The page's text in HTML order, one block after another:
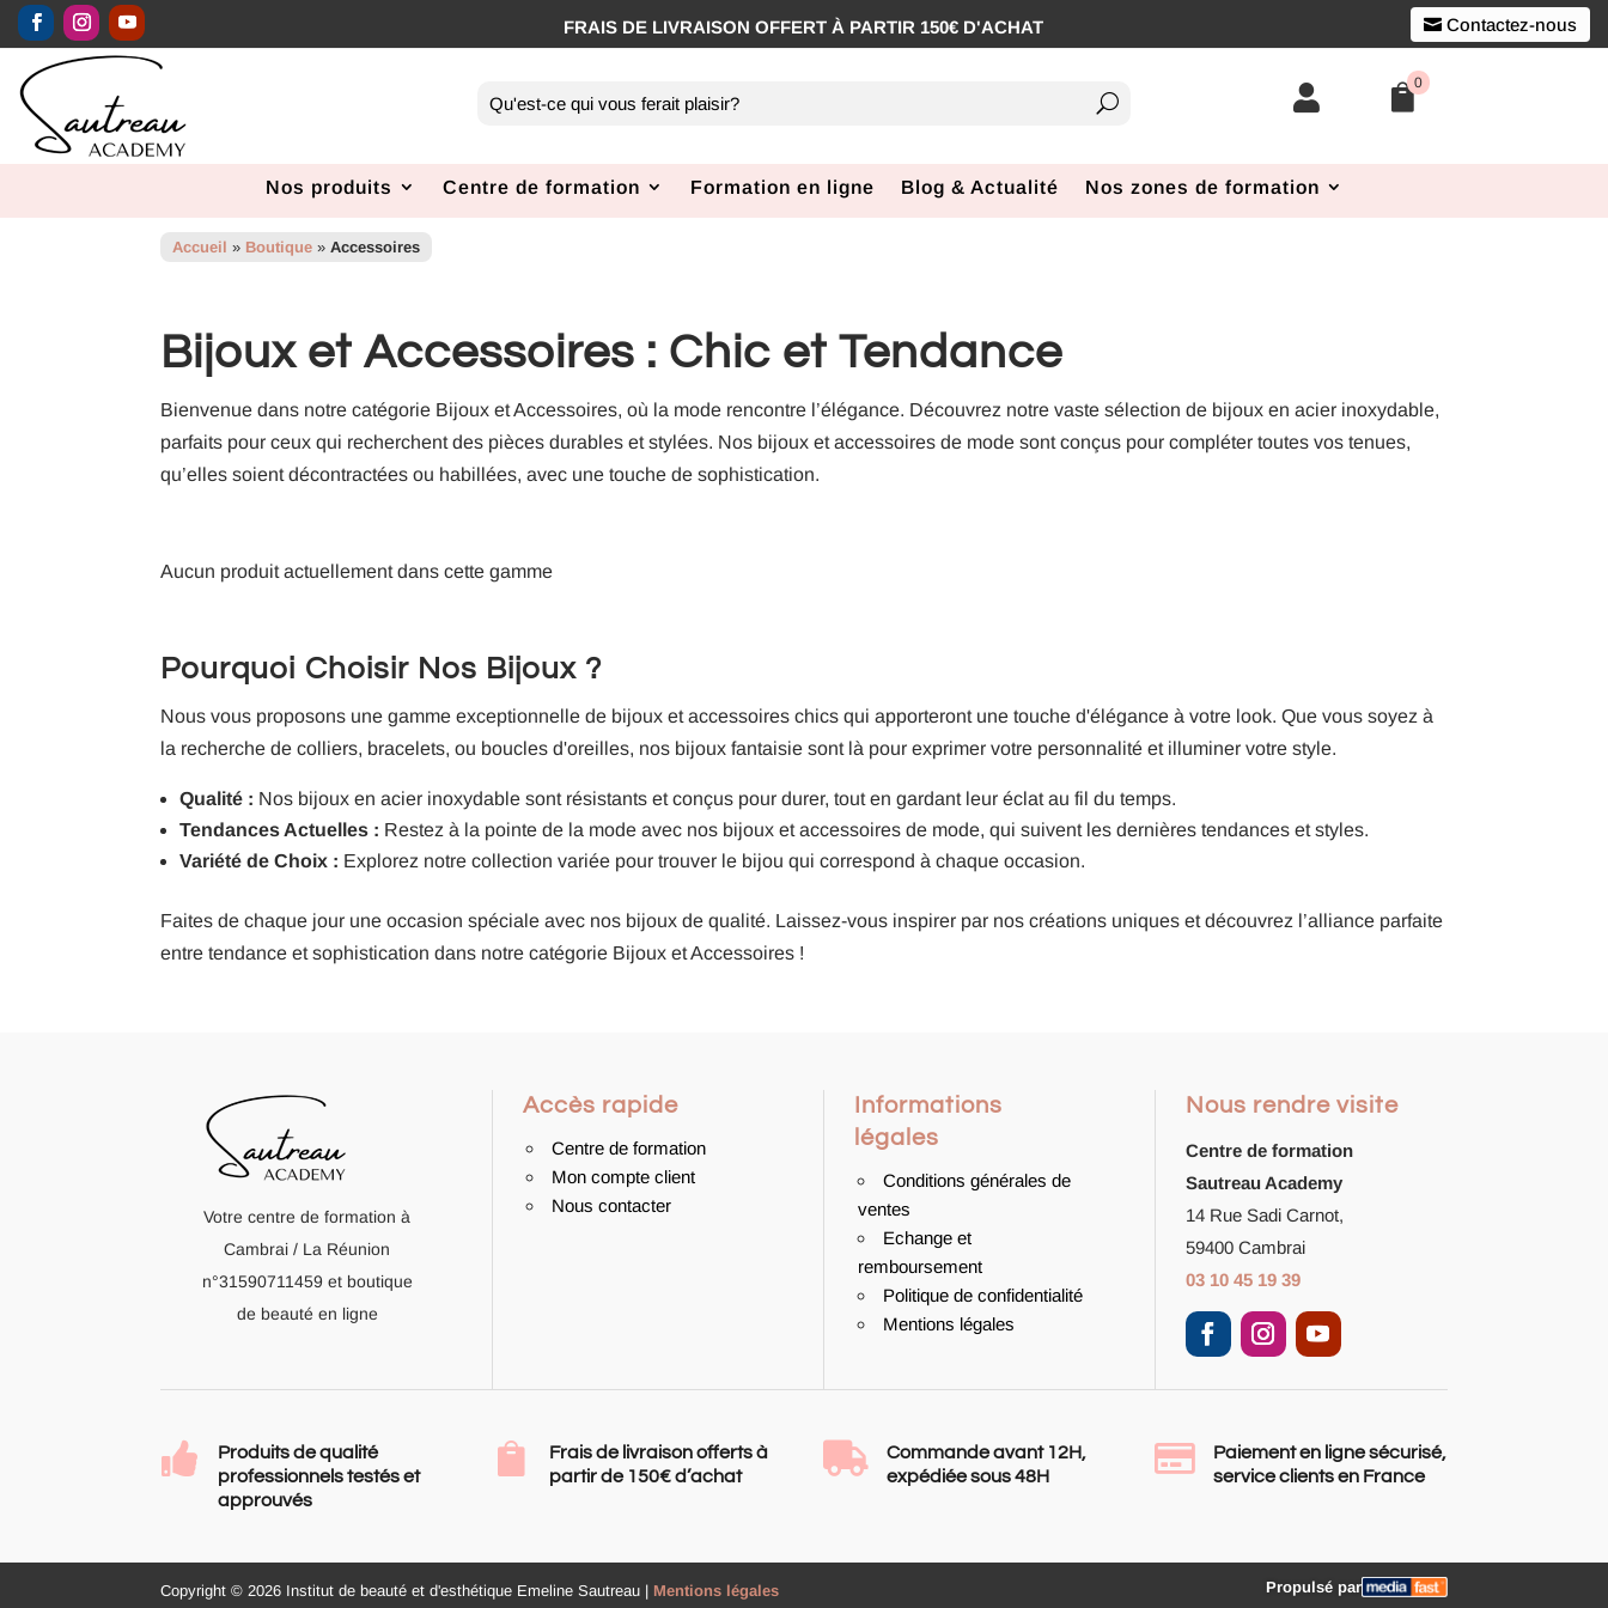
FRAIS DE LIVRAISON OFFERT À PARTIR 150€ D'ACHAT Contactez-nous
 0
Nos produits Centre de formation Formation en ligne Blog & Actualité Nos zones de formation
Accueil » Boutique »Accessoires
Bijoux et Accessoires : Chic et Tendance
Bienvenue dans notre catégorie Bijoux et Accessoires, où la mode rencontre l’élégance. Découvrez notre vaste sélection de bijoux en acier inoxydable,
parfaits pour ceux qui recherchent des pièces durables et stylées. Nos bijoux et accessoires de mode sont conçus pour compléter toutes vos tenues,
qu’elles soient décontractées ou habillées, avec une touche de sophistication.
Aucun produit actuellement dans cette gamme
Pourquoi Choisir Nos Bijoux ?
Nous vous proposons une gamme exceptionnelle de bijoux et accessoires chics qui apporteront une touche d'élégance à votre look. Que vous soyez à
la recherche de colliers, bracelets, ou boucles d'oreilles, nos bijoux fantaisie sont là pour exprimer votre personnalité et illuminer votre style.
Qualité : Nos bijoux en acier inoxydable sont résistants et conçus pour durer, tout en gardant leur éclat au fil du temps.
Tendances Actuelles : Restez à la pointe de la mode avec nos bijoux et accessoires de mode, qui suivent les dernières tendances et styles.
Variété de Choix : Explorez notre collection variée pour trouver le bijou qui correspond à chaque occasion.
Faites de chaque jour une occasion spéciale avec nos bijoux de qualité. Laissez-vous inspirer par nos créations uniques et découvrez l’alliance parfaite
entre tendance et sophistication dans notre catégorie Bijoux et Accessoires !
Votre centre de formation à
Cambrai / La Réunion
n°31590711459 et boutique
de beauté en ligne
Accès rapide
Centre de formation
Mon compte client
Nous contacter
Informations
légales
Conditions générales de
ventes
Echange et
remboursement
Politique de confidentialité
Mentions légales
Nous rendre visite
Centre de formation
Sautreau Academy
14 Rue Sadi Carnot,
59400 Cambrai
03 10 45 19 39

Produits de qualité
professionnels testés et
approuvés

Frais de livraison offerts à
partir de 150€ d’achat

Commande avant 12H,
expédiée sous 48H

Paiement en ligne sécurisé,
service clients en France
Copyright © 2026 Institut de beauté et d'esthétique Emeline Sautreau | Mentions légales Propulsé par